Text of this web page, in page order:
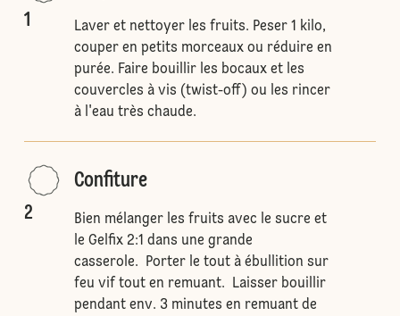
1
Laver et nettoyer les fruits. Peser 1 kilo,
couper en petits morceaux ou réduire en
purée. Faire bouillir les bocaux et les
couvercles à vis (twist-off) ou les rincer
à l'eau très chaude.
2
Confiture
Bien mélanger les fruits avec le sucre et
le Gelfix 2:1 dans une grande
casserole. Porter le tout à ébullition sur
feu vif tout en remuant. Laisser bouillir
pendant env. 3 minutes en remuant de